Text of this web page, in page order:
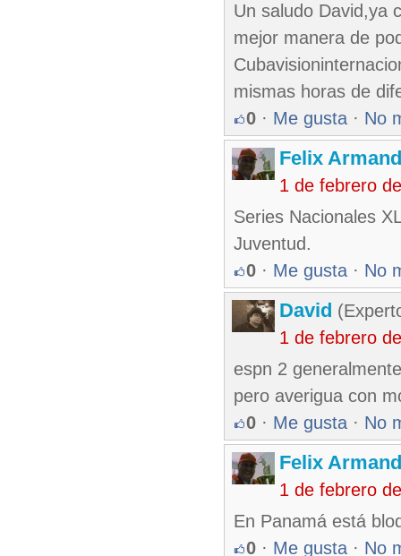
Un saludo David,ya
mejor manera de
mismas horas de
0 · Me gusta · No
Felix
1 de febrero
Series Nacionales
Juventud.
0 · Me gusta · No
David
1 de febrero
espn 2
pero averigua con
0 · Me gusta · No
Felix
1 de febrero
En Panamá está
0 · Me gusta · No